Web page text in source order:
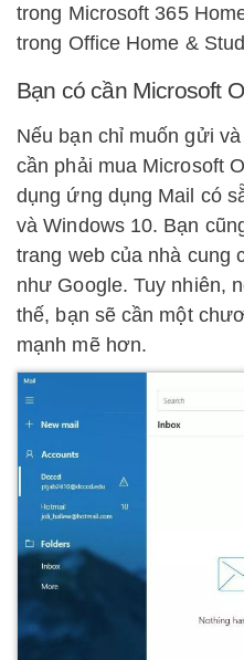
trong Microsoft 365
trong Office Home &
Bạn có cần Microsoft
Nếu bạn chỉ muốn gửi
cần phải mua Microsoft
dụng ứng dụng Mail có
và Windows 10. Bạn
trang web của nhà cung
như Google. Tuy nhiên,
thế, bạn sẽ cần một
mạnh mẽ hơn.